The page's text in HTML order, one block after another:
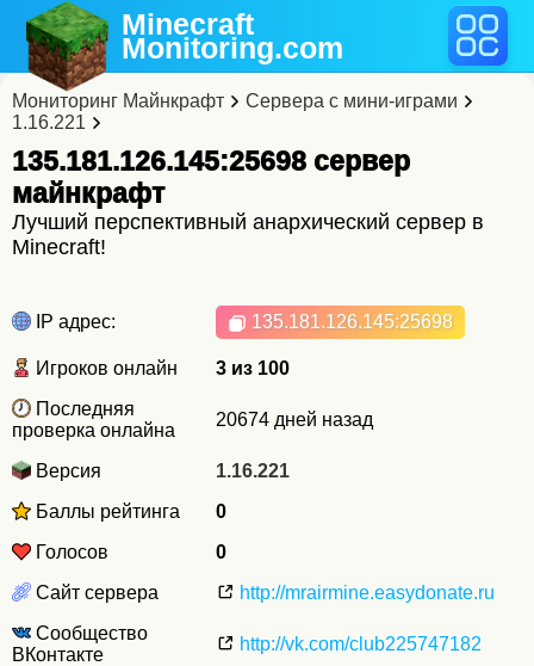
Minecraft
Monitoring.com
Мониторинг Майнкрафт
Сервера с мини-играми
1.16.221
135.181.126.145:25698 cервер
майнкрафт
Лучший перспективный анархический сервер в
Minecraft!
IP адрес: 135.181.126.145:25698
Игроков онлайн
3 из 100
Последняя
проверка онлайна
20674 дней назад
Версия
1.16.221
Баллы рейтинга
0
Голосов
0
Сайт сервера
http://mrairmine.easydonate.ru
Сообщество
ВКонтакте
http://vk.com/club225747182